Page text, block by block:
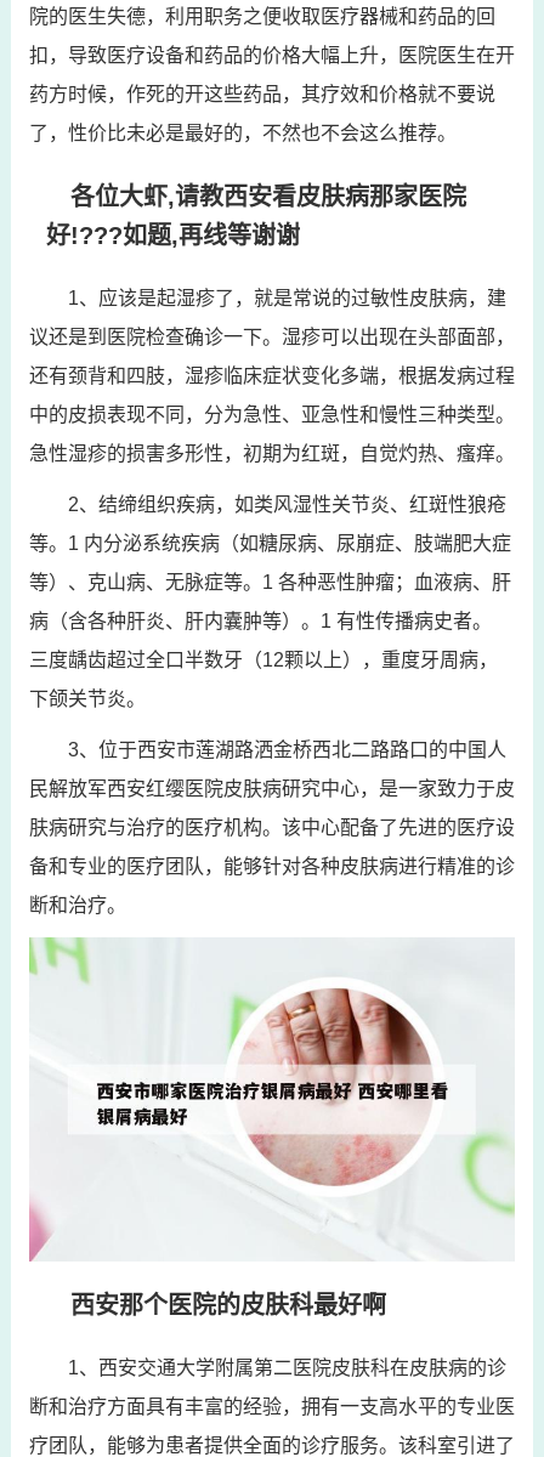
院的医生失德，利用职务之便收取医疗器械和药品的回
扣，导致医疗设备和药品的价格大幅上升，医院医生在开
药方时候，作死的开这些药品，其疗效和价格就不要说
了，性价比未必是最好的，不然也不会这么推荐。
各位大虾,请教西安看皮肤病那家医院
好!???如题,再线等谢谢
1、应该是起湿疹了，就是常说的过敏性皮肤病，建
议还是到医院检查确诊一下。湿疹可以出现在头部面部，
还有颈背和四肢，湿疹临床症状变化多端，根据发病过程
中的皮损表现不同，分为急性、亚急性和慢性三种类型。
急性湿疹的损害多形性，初期为红斑，自觉灼热、瘙痒。
2、结缔组织疾病，如类风湿性关节炎、红斑性狼疮
等。1 内分泌系统疾病（如糖尿病、尿崩症、肢端肥大症
等）、克山病、无脉症等。1 各种恶性肿瘤；血液病、肝
病（含各种肝炎、肝内囊肿等）。1 有性传播病史者。
三度龋齿超过全口半数牙（12颗以上），重度牙周病，
下颌关节炎。
3、位于西安市莲湖路洒金桥西北二路路口的中国人
民解放军西安红缨医院皮肤病研究中心，是一家致力于皮
肤病研究与治疗的医疗机构。该中心配备了先进的医疗设
备和专业的医疗团队，能够针对各种皮肤病进行精准的诊
断和治疗。
西安那个医院的皮肤科最好啊
1、西安交通大学附属第二医院皮肤科在皮肤病的诊
断和治疗方面具有丰富的经验，拥有一支高水平的专业医
疗团队，能够为患者提供全面的诊疗服务。该科室引进了